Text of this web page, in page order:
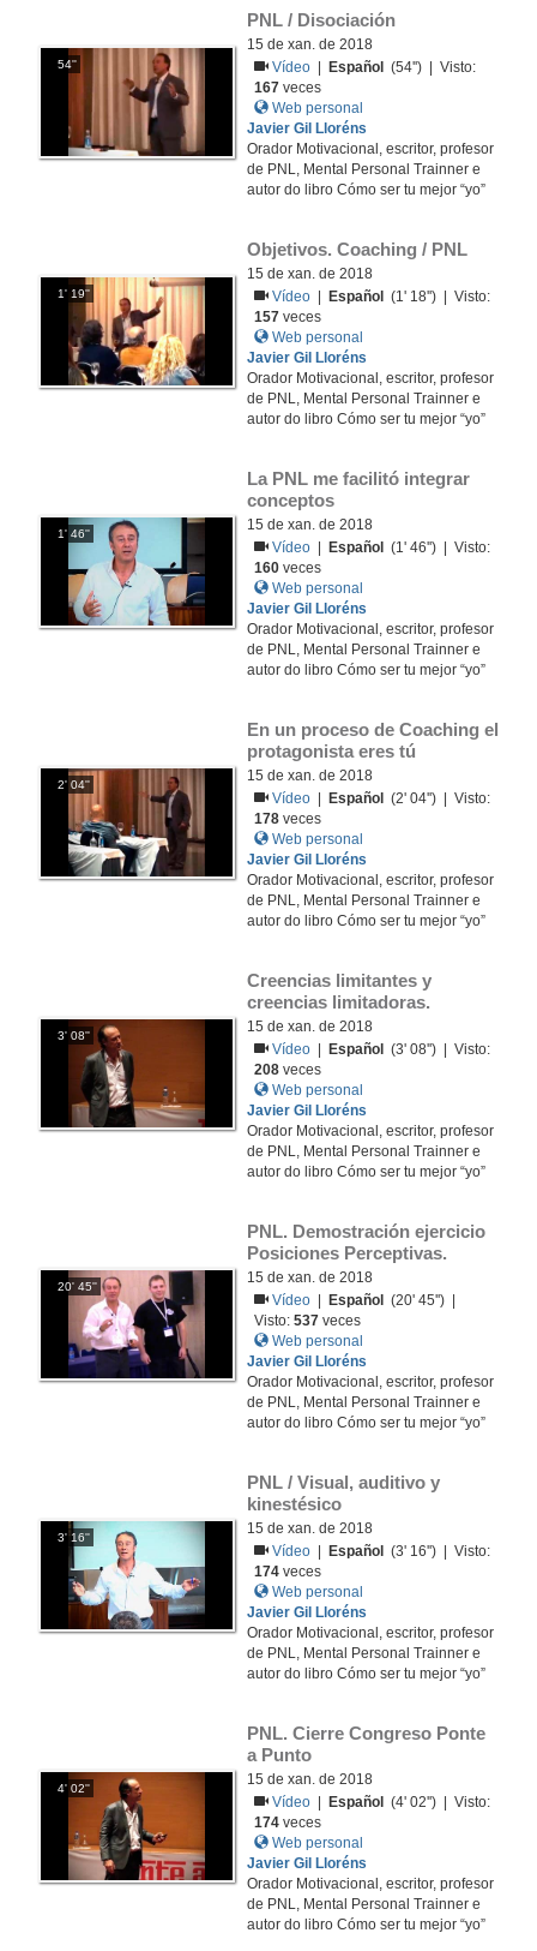
54''
PNL / Disociación
15 de xan. de 2018
Vídeo
Español
(54'') | Visto:
167 veces
Web personal
Javier Gil Lloréns
Orador Motivacional, escritor, profesor
de PNL, Mental Personal Trainner e
autor do libro Cómo ser tu mejor “yo”
1' 19''
Objetivos. Coaching / PNL
15 de xan. de 2018
Vídeo
Español
(1' 18'') | Visto:
157 veces
Web personal
Javier Gil Lloréns
Orador Motivacional, escritor, profesor
de PNL, Mental Personal Trainner e
autor do libro Cómo ser tu mejor “yo”
1' 46''
La PNL me facilitó integrar
conceptos
15 de xan. de 2018
Vídeo
Español
(1' 46'') | Visto:
160 veces
Web personal
Javier Gil Lloréns
Orador Motivacional, escritor, profesor
de PNL, Mental Personal Trainner e
autor do libro Cómo ser tu mejor “yo”
2' 04''
En un proceso de Coaching el
protagonista eres tú
15 de xan. de 2018
Vídeo
Español
(2' 04'') | Visto:
178 veces
Web personal
Javier Gil Lloréns
Orador Motivacional, escritor, profesor
de PNL, Mental Personal Trainner e
autor do libro Cómo ser tu mejor “yo”
3' 08''
Creencias limitantes y
creencias limitadoras.
15 de xan. de 2018
Vídeo
Español
(3' 08'') | Visto:
208 veces
Web personal
Javier Gil Lloréns
Orador Motivacional, escritor, profesor
de PNL, Mental Personal Trainner e
autor do libro Cómo ser tu mejor “yo”
20' 45''
PNL. Demostración ejercicio
Posiciones Perceptivas.
15 de xan. de 2018
Vídeo
Español
(20' 45'') |
Visto:537 veces
Web personal
Javier Gil Lloréns
Orador Motivacional, escritor, profesor
de PNL, Mental Personal Trainner e
autor do libro Cómo ser tu mejor “yo”
3' 16''
PNL / Visual, auditivo y
kinestésico
15 de xan. de 2018
Vídeo
Español
(3' 16'') | Visto:
174 veces
Web personal
Javier Gil Lloréns
Orador Motivacional, escritor, profesor
de PNL, Mental Personal Trainner e
autor do libro Cómo ser tu mejor “yo”
4' 02''
PNL. Cierre Congreso Ponte
a Punto
15 de xan. de 2018
Vídeo
Español
(4' 02'') | Visto:
174 veces
Web personal
Javier Gil Lloréns
Orador Motivacional, escritor, profesor
de PNL, Mental Personal Trainner e
autor do libro Cómo ser tu mejor “yo”